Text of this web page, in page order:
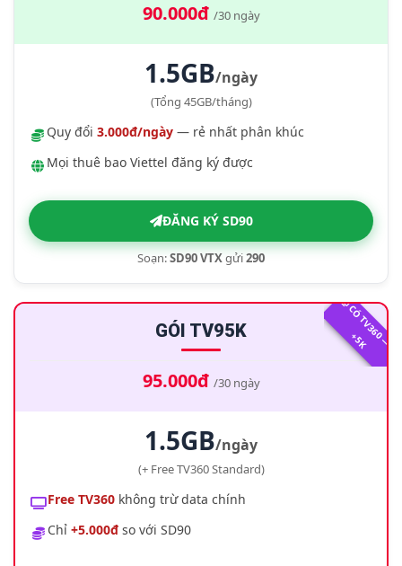
90.000đ /30 ngày
1.5GB/ngày
(Tổng 45GB/tháng)
Quy đổi 3.000đ/ngày — rẻ nhất phân khúc
Mọi thuê bao Viettel đăng ký được
ĐĂNG KÝ SD90
Soạn:SD90 VTXgửi290
0
+
K
GÓI TV95K
95.000đ /30 ngày
1.5GB/ngày
(+ Free TV360 Standard)
Free TV360 không trừ data chính
Chỉ +5.000đ so với SD90